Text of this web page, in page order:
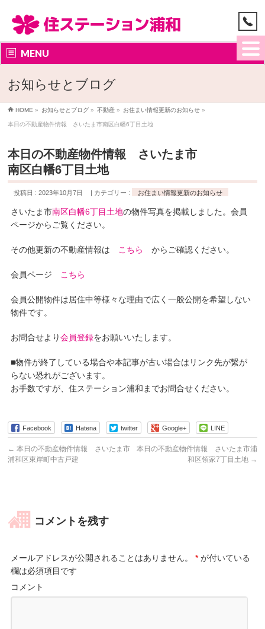
MENU
お知らせとブログ
HOME » お知らせとブログ » 不動産 » お住まい情報更新のお知らせ »
本日の不動産物件情報 さいたま市南区白幡6丁目土地
本日の不動産物件情報 さいたま市
南区白幡6丁目土地
投稿日 : 2023年10月7日 カテゴリー : お住まい情報更新のお知らせ
さいたま市南区白幡6丁目土地の物件写真を掲載しました。会員
ページからご覧ください。
その他更新の不動産情報は こちら からご確認ください。
会員ページ こちら
会員公開物件は居住中等様々な理由で広く一般公開を希望しない
物件です。
お問合せより会員登録をお願いいたします。
■物件が終了している場合や本記事が古い場合はリンク先が繋が
らない恐れがございます。
お手数ですが、住ステーション浦和までお問合せください。
Facebook Hatena twitter Google+ LINE
← 本日の不動産物件情報 さいたま市
浦和区東岸町中古戸建
本日の不動産物件情報 さいたま市浦
和区領家7丁目土地 →
コメントを残す
メールアドレスが公開されることはありません。 * が付いている
欄は必須項目です
コメント